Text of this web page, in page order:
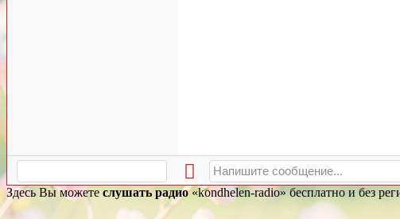
Здесь Вы можете слушать радио«kondhelen-radio» бесплатно и без